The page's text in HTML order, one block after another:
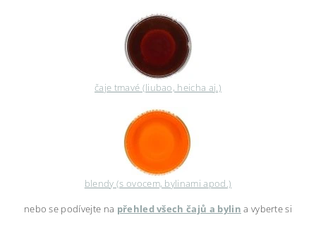
čaje tmavé (liubao, heicha aj.)
blendy (s ovocem, bylinami apod.)
nebo se podívejte na přehled všech čajů a bylin a vyberte si